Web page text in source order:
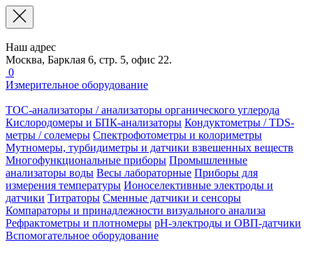
Наш адрес
Москва, Барклая 6, стр. 5, офис 22.
0
Измерительное оборудование
TOC-анализаторы / анализаторы органического углерода
Кислородомеры и БПК-анализаторы Кондуктометры / TDS-
метры / солемеры Спектрофотометры и колориметры
Мутномеры, турбидиметры и датчики взвешенных веществ
Многофункциональные приборы Промышленные
анализаторы воды Весы лабораторные Приборы для
измерения температуры Ионоселективные электроды и
датчики Титраторы Сменные датчики и сенсоры
Компараторы и принадлежности визуального анализа
Рефрактометры и плотномеры pH-электроды и ОВП-датчики
Вспомогательное оборудование